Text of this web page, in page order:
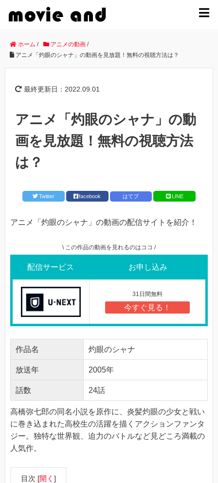
ホーム / アニメの動画 /
アニメ「灼眼のシャナ」の動画を見放題！無料の視聴方法は？
最終更新日：2022.09.01
アニメ「灼眼のシャナ」の動
画を見放題！無料の視聴方法
は？
Twitter facebook はてブ LINE
アニメ「灼眼のシャナ」の動画の配信サイトを紹介！
\ この作品の動画を見れるのはココ /
配信サービス お申し込み
31日間無料
今すぐ見る！
作品名 灼眼のシャナ
放送年 2005年
話数 24話
高橋弥七郎の同名小説を原作に、炎髪灼眼の少女と戦い
に巻き込まれた高校生の活躍を描くアクションファンタ
ジー。独特な世界観、迫力のバトルなど見どころ満載の
人気作。
目次 [開く ]